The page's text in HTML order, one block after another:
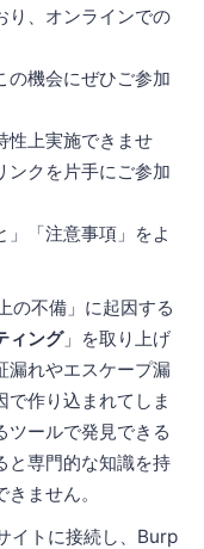
り、オンラインでの
の機会にぜひご参加
性上実施できませ
ンクを片手にご参加
」「注意事項」をよ
の不備」に起因する
ィング」を取り上げ
漏れやエスケープ漏
で作り込まれてしま
ツールで発見できる
と専門的な知識を持
ません。
イトに接続し、Burp